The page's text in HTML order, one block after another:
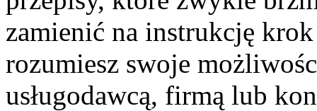
zamienić na instrukcję
rozumiesz swoje
usługodawcą, firmą lub